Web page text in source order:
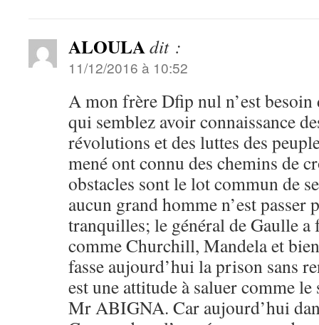
ALOULAdit :
11/12/2016 à 10:52
A mon frère Dfip nul n’est besoin
qui semblez avoir connaissance
révolutions et des luttes des
mené ont connu des chemins de
obstacles sont le lot commun de
aucun grand homme n’est passer
tranquilles; le général de Gaulle
comme Churchill, Mandela et
fasse aujourd’hui la prison sans
est une attitude à saluer comme
Mr ABIGNA. Car aujourd’hui